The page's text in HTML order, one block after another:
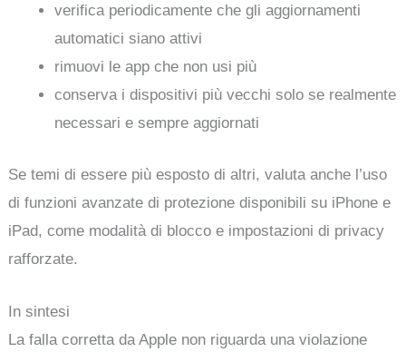
verifica periodicamente che gli aggiornamenti
automatici siano attivi
rimuovi le app che non usi più
conserva i dispositivi più vecchi solo se realmente
necessari e sempre aggiornati
Se temi di essere più esposto di altri, valuta anche l’uso
di funzioni avanzate di protezione disponibili su iPhone e
iPad, come modalità di blocco e impostazioni di privacy
rafforzate.
In sintesi
La falla corretta da Apple non riguarda una violazione